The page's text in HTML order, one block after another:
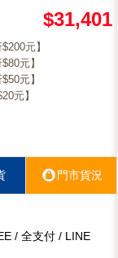
$31,401
元】
元】
元】
元】
門市貨況
/ 全支付 / LINE